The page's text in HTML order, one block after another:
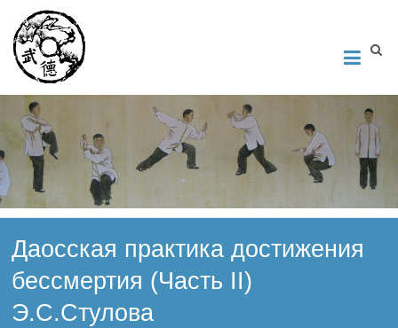
Институт Исследования Внутреннего Искусства
Школа тайцзи-цюань стиля Чэнь, Петербург. Руководитель
Андрей Середняков.
Даосская практика достижения
бессмертия (Часть II)
Э.С.Стулова